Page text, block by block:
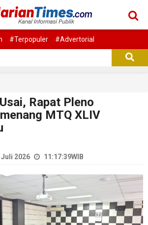
#Terpopuler #Advertorial
Rapat Pleno
MTQ XLIV
2026 11:17:39WIB